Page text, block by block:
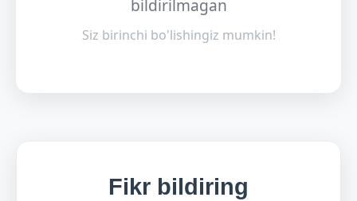
bildirilmagan
Siz birinchi bo'lishingiz mumkin!
Fikr bildiring